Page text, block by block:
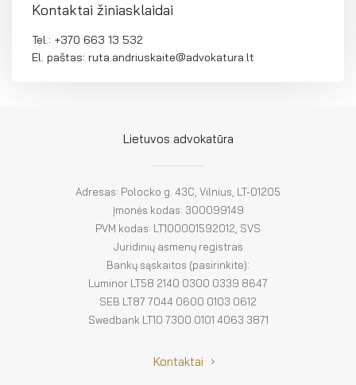
Kontaktai žiniasklaidai
Tel.: +370 663 13 532
El. paštas: ruta.andriuskaite@advokatura.lt
Lietuvos advokatūra
Adresas: Polocko g. 43C, Vilnius, LT-01205
Įmonės kodas: 300099149
PVM kodas: LT100001592012, SVS
Juridinių asmenų registras
Bankų sąskaitos (pasirinkite):
Luminor LT58 2140 0300 0339 8647
SEB LT87 7044 0600 0103 0612
Swedbank LT10 7300 0101 4063 3871
Kontaktai